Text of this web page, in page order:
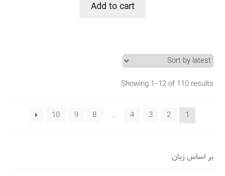
Add to cart
Showing 1–12 of 110 results
1
2
3
4
…
8
9
10
بر اساس زبان